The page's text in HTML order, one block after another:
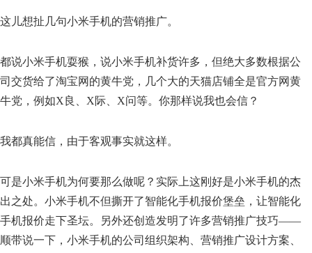
这儿想扯几句小米手机的营销推广。
都说小米手机耍猴，说小米手机补货许多，但绝大多数根据公
司交货给了淘宝网的黄牛党，几个大的天猫店铺全是官方网黄
牛党，例如X良、X际、X问等。你那样说我也会信？
我都真能信，由于客观事实就这样。
可是小米手机为何要那么做呢？实际上这刚好是小米手机的杰
出之处。小米手机不但撕开了智能化手机报价堡垒，让智能化
手机报价走下圣坛。另外还创造发明了许多营销推广技巧——
顺带说一下，小米手机的公司组织架构、营销推广设计方案、